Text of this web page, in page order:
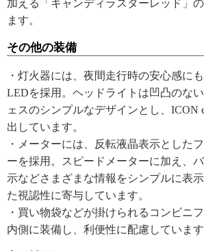
加える「キャンディラスターレッド」
ます。
その他の装備
・灯火器には、夜間走行時の安心感に
LEDを採用。ヘッドライトは凹凸のな
ェスのシンプルなデザインとし、ICON
出しています。
・メーターには、反転液晶表示とした
ーを採用。スピードメーターに加え、
示などさまざまな情報をシンプルに表
た視認性に寄与しています。
・買い物袋などが掛けられるコンビニ
内側に装備し、利便性に配慮しています